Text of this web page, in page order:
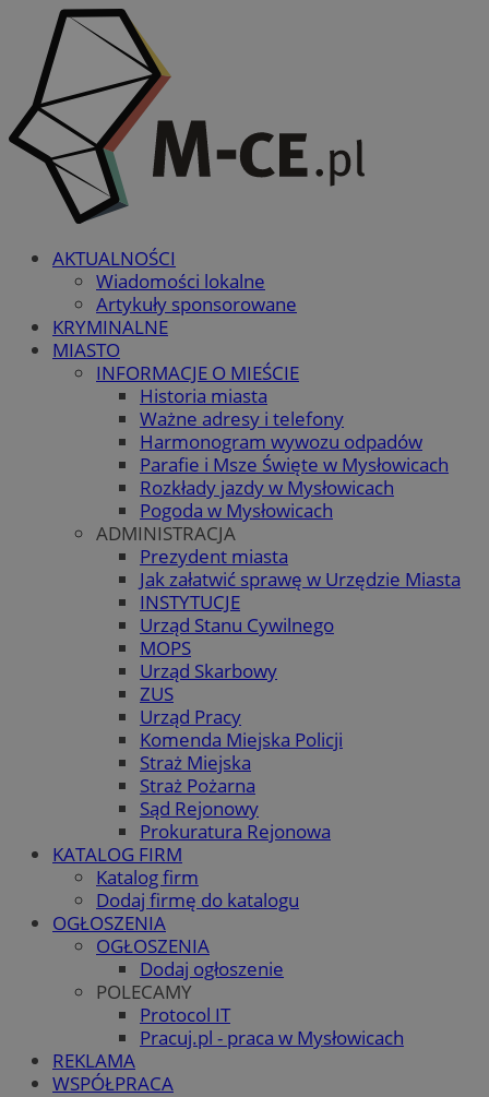
AKTUALNOŚCI
Wiadomości lokalne
Artykuły sponsorowane
KRYMINALNE
MIASTO
INFORMACJE O MIEŚCIE
Historia miasta
Ważne adresy i telefony
Harmonogram wywozu odpadów
Parafie i Msze Święte w Mysłowicach
Rozkłady jazdy w Mysłowicach
Pogoda w Mysłowicach
ADMINISTRACJA
Prezydent miasta
Jak załatwić sprawę w Urzędzie Miasta
INSTYTUCJE
Urząd Stanu Cywilnego
MOPS
Urząd Skarbowy
ZUS
Urząd Pracy
Komenda Miejska Policji
Straż Miejska
Straż Pożarna
Sąd Rejonowy
Prokuratura Rejonowa
KATALOG FIRM
Katalog firm
Dodaj firmę do katalogu
OGŁOSZENIA
OGŁOSZENIA
Dodaj ogłoszenie
POLECAMY
Protocol IT
Pracuj.pl - praca w Mysłowicach
REKLAMA
WSPÓŁPRACA